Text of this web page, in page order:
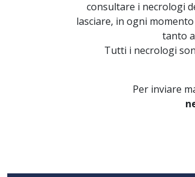
consultare i necrologi
lasciare, in ogni
tanto
Tutti i necrologi
Per inviare